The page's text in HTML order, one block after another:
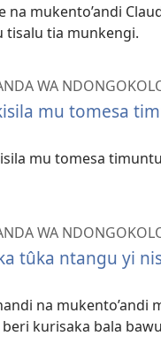
mukento’andi
tisalu tia munkengi.
WA
mu tomesa
mu tomesa
WA
tûka ntangu yi
na mukento’andi
kurisaka bala